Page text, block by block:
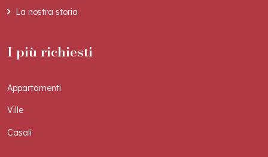
La nostra storia
I più richiesti
Appartamenti
Ville
Casali